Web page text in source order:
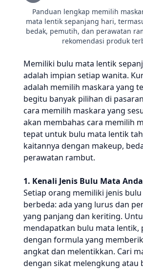
Panduan lengkap memilih
mata lentik sepanjang hari,
bedak, pemutih, dan perawatan
rekomendasi produk
Memiliki bulu mata lentik
adalah impian setiap wanita.
adalah memilih maskara yang
begitu banyak pilihan di
cara memilih maskara yang
akan membahas cara memilih
tepat untuk bulu mata lentik
kaitannya dengan makeup,
perawatan rambut.
1. Kenali Jenis Bulu Mata Anda
Setiap orang memiliki jenis
berbeda: ada yang lurus dan
yang panjang dan keriting.
mendapatkan bulu mata lentik,
dengan formula yang
angkat dan melentikkan. Cari
dengan sikat melengkung atau